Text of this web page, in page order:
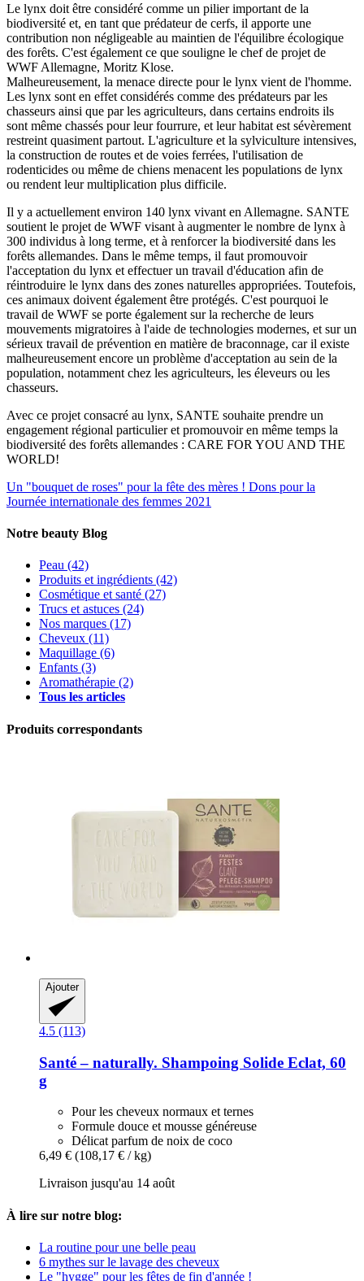
Le lynx doit être considéré comme un pilier important de la
biodiversité et, en tant que prédateur de cerfs, il apporte une
contribution non négligeable au maintien de l'équilibre écologique
des forêts. C'est également ce que souligne le chef de projet de
WWF Allemagne, Moritz Klose.
Malheureusement, la menace directe pour le lynx vient de l'homme.
Les lynx sont en effet considérés comme des prédateurs par les
chasseurs ainsi que par les agriculteurs, dans certains endroits ils
sont même chassés pour leur fourrure, et leur habitat est sévèrement
restreint quasiment partout. L'agriculture et la sylviculture intensives,
la construction de routes et de voies ferrées, l'utilisation de
rodenticides ou même de chiens menacent les populations de lynx
ou rendent leur multiplication plus difficile.
Il y a actuellement environ 140 lynx vivant en Allemagne. SANTE
soutient le projet de WWF visant à augmenter le nombre de lynx à
300 individus à long terme, et à renforcer la biodiversité dans les
forêts allemandes. Dans le même temps, il faut promouvoir
l'acceptation du lynx et effectuer un travail d'éducation afin de
réintroduire le lynx dans des zones naturelles appropriées. Toutefois,
ces animaux doivent également être protégés. C'est pourquoi le
travail de WWF se porte également sur la recherche de leurs
mouvements migratoires à l'aide de technologies modernes, et sur un
sérieux travail de prévention en matière de braconnage, car il existe
malheureusement encore un problème d'acceptation au sein de la
population, notamment chez les agriculteurs, les éleveurs ou les
chasseurs.
Avec ce projet consacré au lynx, SANTE souhaite prendre un
engagement régional particulier et promouvoir en même temps la
biodiversité des forêts allemandes : CARE FOR YOU AND THE
WORLD!
Un "bouquet de roses" pour la fête des mères ! Dons pour la
Journée internationale des femmes 2021
Notre beauty Blog
Peau (42)
Produits et ingrédients (42)
Cosmétique et santé (27)
Trucs et astuces (24)
Nos marques (17)
Cheveux (11)
Maquillage (6)
Enfants (3)
Aromathérapie (2)
Tous les articles
Produits correspondants
Ajouter
4.5 (113)
Santé – naturally. Shampoing Solide Eclat, 60
g
Pour les cheveux normaux et ternes
Formule douce et mousse généreuse
Délicat parfum de noix de coco
6,49 € (108,17 € / kg)
Livraison jusqu'au 14 août
À lire sur notre blog:
La routine pour une belle peau
6 mythes sur le lavage des cheveux
Le "hygge" pour les fêtes de fin d'année !